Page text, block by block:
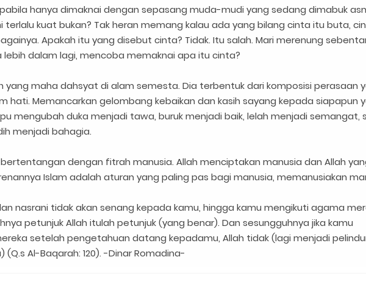
hanya dimaknai dengan sepasang muda-mudi yang sedang dimabuk
terlalu kuat bukan? Tak heran memang kalau ada yang bilang cinta itu buta,
Apakah itu yang disebut cinta? Tidak. Itu salah. Mari merenung
dalam lagi, mencoba memaknai apa itu cinta?
yang maha dahsyat di alam semesta. Dia terbentuk dari komposisi perasaan
hati. Memancarkan gelombang kebaikan dan kasih sayang kepada siapapun
mengubah duka menjadi tawa, buruk menjadi baik, lelah menjadi semangat,
menjadi bahagia.
dengan fitrah manusia. Allah menciptakan manusia dan Allah
Islam adalah aturan yang paling pas bagi manusia, memanusiakan
nasrani tidak akan senang kepada kamu, hingga kamu mengikuti agama
petunjuk Allah itulah petunjuk (yang benar). Dan sesungguhnya jika kamu
setelah pengetahuan datang kepadamu, Allah tidak (lagi menjadi
Al-Baqarah: 120). -Dinar Romadina-